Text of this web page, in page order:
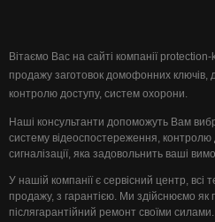
Вітаємо Вас на сайті компанії
продажу заготовок домофонних
контролю доступу, систем охорони.
Наші консультанти допоможуть Вам
систему відеоспостереження, контролю
сигналізації, яка задовольнить ваші
У нашій компанії є сервісний центр, всі
продажу, з гарантією. Ми здійснюємо як
післягарантійний ремонт своїми силами.